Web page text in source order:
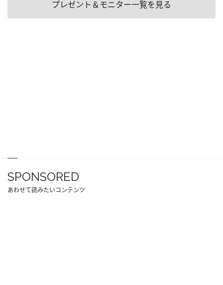
プレゼント＆モニター一覧を見る
SPONSORED
あわせて読みたいコンテンツ